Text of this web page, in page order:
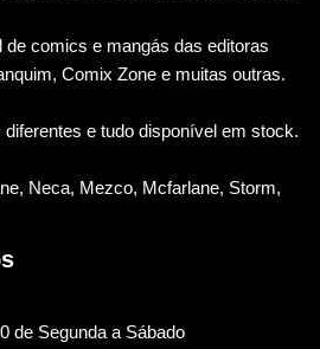
de comics e mangás das editoras
Comix Zone e muitas outras.
e tudo disponível em stock.
Neca, Mezco, Mcfarlane, Storm,
de Segunda a Sábado